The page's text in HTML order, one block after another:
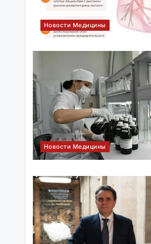
Новости Медицины
Новости Медицины